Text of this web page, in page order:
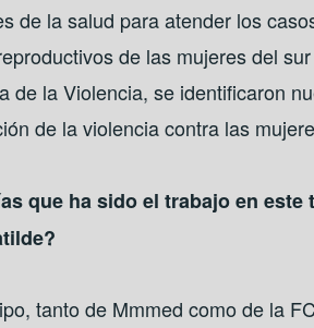
de la salud para atender los
de las mujeres del
de la Violencia, se identificaron
de la violencia contra las
que ha sido el trabajo en
tanto de Mmmed como de la